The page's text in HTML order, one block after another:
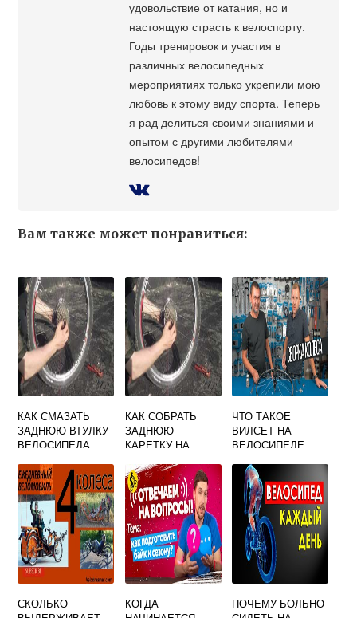
удовольствие от катания, но и
настоящую страсть к велоспорту.
Годы тренировок и участия в
различных велосипедных
мероприятиях только укрепили мою
любовь к этому виду спорта. Теперь
я рад делиться своими знаниями и
опытом с другими любителями
велосипедов!
Вам также может понравиться:
КАК СМАЗАТЬ
ЗАДНЮЮ ВТУЛКУ
ВЕЛОСИПЕДА
КАК СОБРАТЬ
ЗАДНЮЮ
КАРЕТКУ НА
ЧТО ТАКОЕ
ВИЛСЕТ НА
ВЕЛОСИПЕДЕ
СКОЛЬКО
КОГДА
ПОЧЕМУ БОЛЬНО